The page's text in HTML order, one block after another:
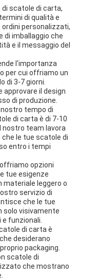
scatole di carta,
di qualità e
personalizzati,
imballaggio che
e il messaggio del
l'importanza
per cui offriamo un
di 3-7 giorni.
approvare il design
di produzione.
tempo di
di carta è di 7-10
nostro team lavora
le tue scatole di
entro i tempi
opzioni
tue esigenze
materiale leggero o
servizio di
che le tue
solo visivamente
funzionali.
di carta è
desiderano
packaging.
scatole di
che mostrano